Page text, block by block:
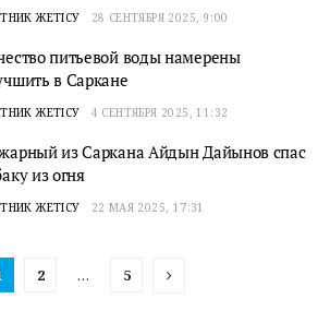
ЖЕТІСУ 28 СЕНТЯБРЯ 2025, 9:00
питьевой воды намерены
в Саркане
ЖЕТІСУ 4 СЕНТЯБРЯ 2025, 11:32
из Саркана Айдын Дайынов спас
из огня
ЖЕТІСУ 22 МАЯ 2025, 17:31
2 … 5